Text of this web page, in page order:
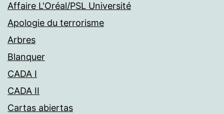
Affaire L'Oréal/PSL Université
Apologie du terrorisme
Arbres
Blanquer
CADA I
CADA II
Cartas abiertas